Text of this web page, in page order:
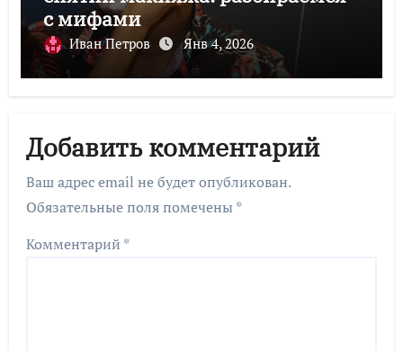
с мифами
Иван Петров Янв 4, 2026
Добавить комментарий
Ваш адрес email не будет опубликован.
Обязательные поля помечены *
Комментарий *